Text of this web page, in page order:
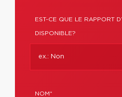
EST-CE QUE LE RAPPORT
DISPONIBLE?
NOM*